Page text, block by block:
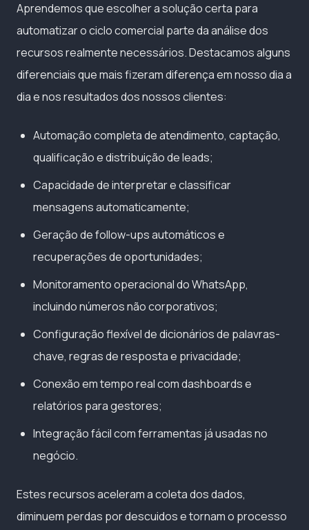
Aprendemos que escolher a solução certa para
automatizar o ciclo comercial parte da análise dos
recursos realmente necessários. Destacamos alguns
diferenciais que mais fizeram diferença em nosso dia a
dia e nos resultados dos nossos clientes:
Automação completa de atendimento, captação,
qualificação e distribuição de leads;
Capacidade de interpretar e classificar
mensagens automaticamente;
Geração de follow-ups automáticos e
recuperações de oportunidades;
Monitoramento operacional do WhatsApp,
incluindo números não corporativos;
Configuração flexível de dicionários de palavras-
chave, regras de resposta e privacidade;
Conexão em tempo real com dashboards e
relatórios para gestores;
Integração fácil com ferramentas já usadas no
negócio.
Estes recursos aceleram a coleta dos dados,
diminuem perdas por descuidos e tornam o processo